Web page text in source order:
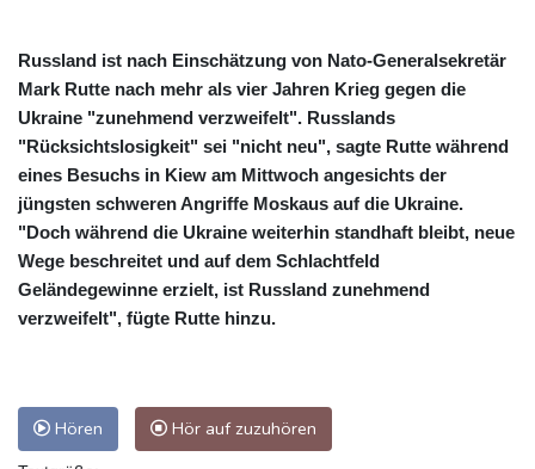
Russland ist nach Einschätzung von Nato-Generalsekretär
Mark Rutte nach mehr als vier Jahren Krieg gegen die
Ukraine "zunehmend verzweifelt". Russlands
"Rücksichtslosigkeit" sei "nicht neu", sagte Rutte während
eines Besuchs in Kiew am Mittwoch angesichts der
jüngsten schweren Angriffe Moskaus auf die Ukraine.
"Doch während die Ukraine weiterhin standhaft bleibt, neue
Wege beschreitet und auf dem Schlachtfeld
Geländegewinne erzielt, ist Russland zunehmend
verzweifelt", fügte Rutte hinzu.
Hören Hör auf zuzuhören